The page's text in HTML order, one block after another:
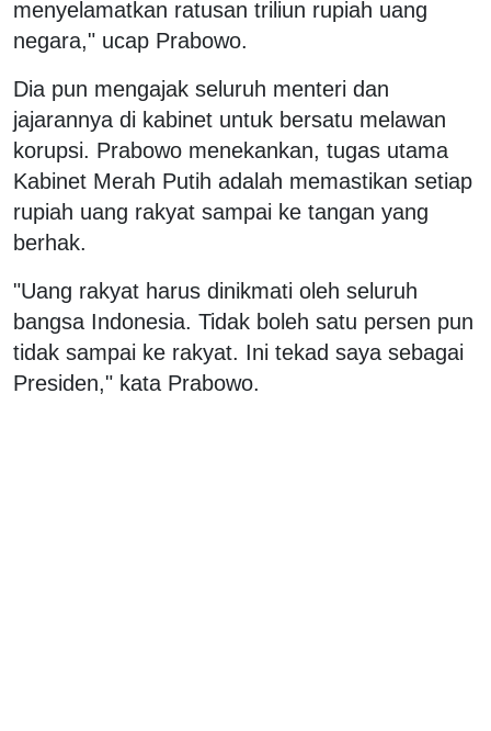
menyelamatkan ratusan triliun rupiah uang
negara," ucap Prabowo.
Dia pun mengajak seluruh menteri dan
jajarannya di kabinet untuk bersatu melawan
korupsi. Prabowo menekankan, tugas utama
Kabinet Merah Putih adalah memastikan setiap
rupiah uang rakyat sampai ke tangan yang
berhak.
"Uang rakyat harus dinikmati oleh seluruh
bangsa Indonesia. Tidak boleh satu persen pun
tidak sampai ke rakyat. Ini tekad saya sebagai
Presiden," kata Prabowo.